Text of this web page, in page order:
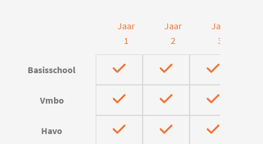
Jaar
1
Jaar
2
Jaar
3
Basisschool
Vmbo
Havo